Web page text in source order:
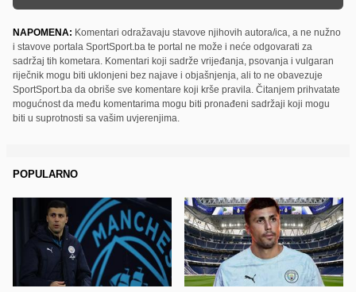
NAPOMENA: Komentari odražavaju stavove njihovih autora/ica, a ne nužno
i stavove portala SportSport.ba te portal ne može i neće odgovarati za
sadržaj tih kometara. Komentari koji sadrže vrijeđanja, psovanja i vulgaran
riječnik mogu biti uklonjeni bez najave i objašnjenja, ali to ne obavezuje
SportSport.ba da obriše sve komentare koji krše pravila. Čitanjem prihvatate
mogućnost da među komentarima mogu biti pronađeni sadržaji koji mogu
biti u suprotnosti sa vašim uvjerenjima.
POPULARNO